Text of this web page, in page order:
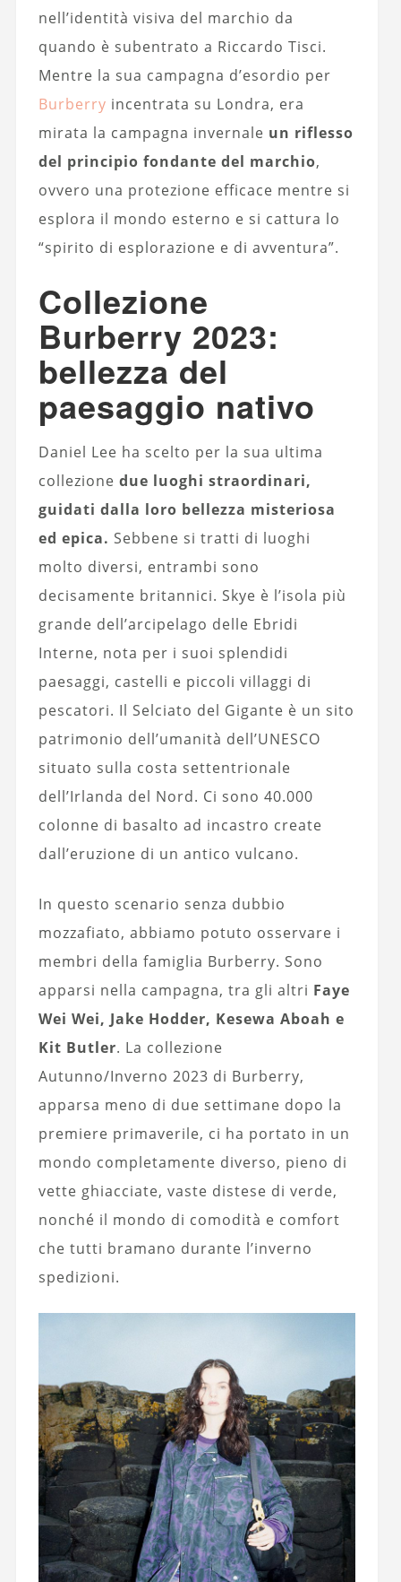
nell’identità visiva del marchio da
quando è subentrato a Riccardo Tisci.
Mentre la sua campagna d’esordio per
Burberry incentrata su Londra, era
mirata la campagna invernale un riflesso
del principio fondante del marchio,
ovvero una protezione efficace mentre si
esplora il mondo esterno e si cattura lo
“spirito di esplorazione e di avventura”.
Collezione
Burberry 2023:
bellezza del
paesaggio nativo
Daniel Lee ha scelto per la sua ultima
collezione due luoghi straordinari,
guidati dalla loro bellezza misteriosa
ed epica. Sebbene si tratti di luoghi
molto diversi, entrambi sono
decisamente britannici. Skye è l’isola più
grande dell’arcipelago delle Ebridi
Interne, nota per i suoi splendidi
paesaggi, castelli e piccoli villaggi di
pescatori. Il Selciato del Gigante è un sito
patrimonio dell’umanità dell’UNESCO
situato sulla costa settentrionale
dell’Irlanda del Nord. Ci sono 40.000
colonne di basalto ad incastro create
dall’eruzione di un antico vulcano.
In questo scenario senza dubbio
mozzafiato, abbiamo potuto osservare i
membri della famiglia Burberry. Sono
apparsi nella campagna, tra gli altri Faye
Wei Wei, Jake Hodder, Kesewa Aboah e
Kit Butler. La collezione
Autunno/Inverno 2023 di Burberry,
apparsa meno di due settimane dopo la
premiere primaverile, ci ha portato in un
mondo completamente diverso, pieno di
vette ghiacciate, vaste distese di verde,
nonché il mondo di comodità e comfort
che tutti bramano durante l’inverno
spedizioni.